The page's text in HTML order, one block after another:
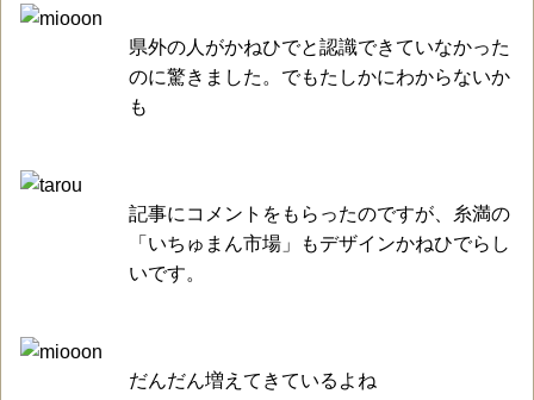
県外の人がかねひでと認識できていなかった
のに驚きました。でもたしかにわからないか
も
記事にコメントをもらったのですが、糸満の
「いちゅまん市場」もデザインかねひでらし
いです。
だんだん増えてきているよね